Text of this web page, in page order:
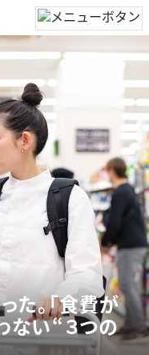
た。「食費が
ない“３つの